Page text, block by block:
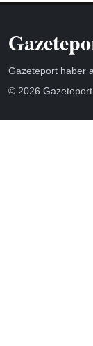
Gazeteport haber
© 2026 Gazeteport